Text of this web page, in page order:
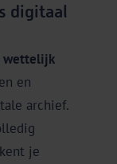
digitaal
wettelijk
en
archief.
je